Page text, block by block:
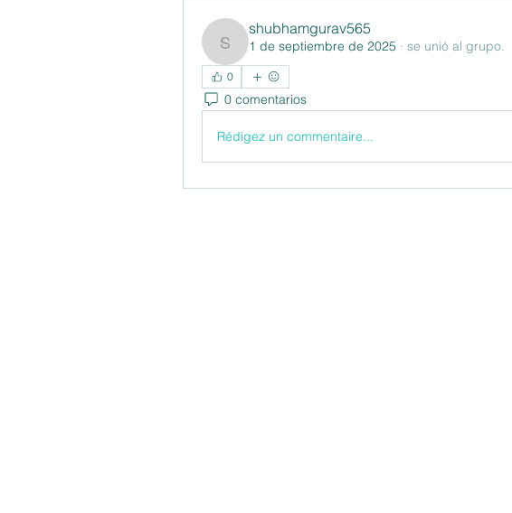
shubhamgurav565
shubhamgurav565
1 de septiembre de 2025 · se unió al grupo.
0
0 comentarios
Rédigez un commentaire...